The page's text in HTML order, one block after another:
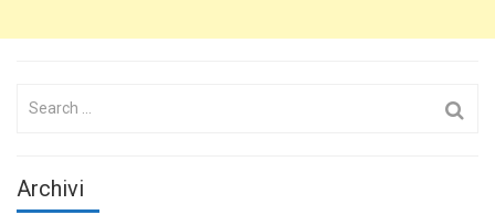
Search
Archivi